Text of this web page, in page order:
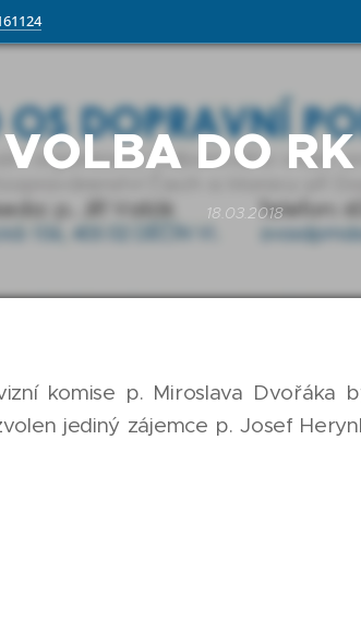
VOLBA DO
18.03.2018
komise p. Miroslava Dvořáka
jediný zájemce p. Josef